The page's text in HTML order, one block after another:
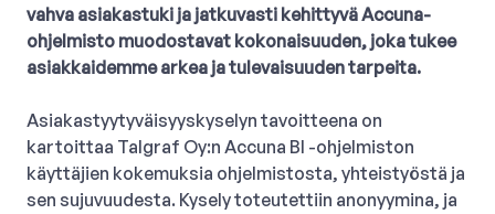
vahva asiakastuki ja jatkuvasti kehittyvä Accuna-
ohjelmisto muodostavat kokonaisuuden, joka tukee
asiakkaidemme arkea ja tulevaisuuden tarpeita.
Asiakastyytyväisyyskyselyn tavoitteena on
kartoittaa Talgraf Oy:n Accuna BI -ohjelmiston
käyttäjien kokemuksia ohjelmistosta, yhteistyöstä ja
sen sujuvuudesta. Kysely toteutettiin anonyymina, ja